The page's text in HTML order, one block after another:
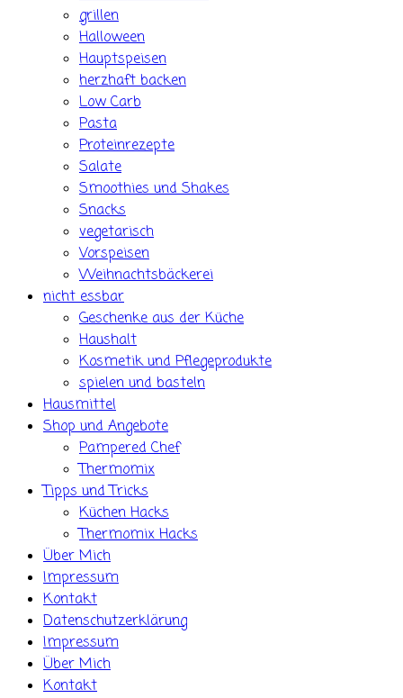
grillen
Halloween
Hauptspeisen
herzhaft backen
Low Carb
Pasta
Proteinrezepte
Salate
Smoothies und Shakes
Snacks
vegetarisch
Vorspeisen
Weihnachtsbäckerei
nicht essbar
Geschenke aus der Küche
Haushalt
Kosmetik und Pflegeprodukte
spielen und basteln
Hausmittel
Shop und Angebote
Pampered Chef
Thermomix
Tipps und Tricks
Küchen Hacks
Thermomix Hacks
Über Mich
Impressum
Kontakt
Datenschutzerklärung
Impressum
Über Mich
Kontakt